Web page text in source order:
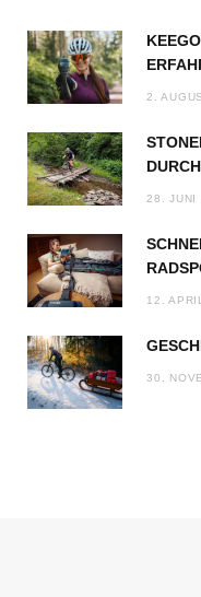
2.
28. JUNI
12.
30.